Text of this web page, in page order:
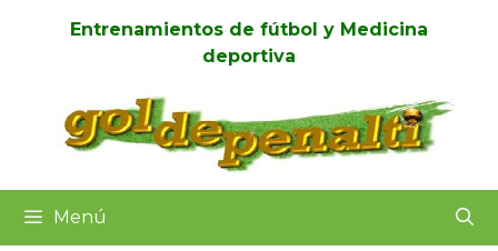
Entrenamientos de fútbol y Medicina
deportiva
Menú